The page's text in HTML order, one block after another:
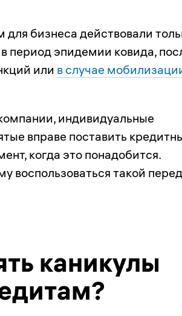
бизнеса действовали
период эпидемии ковида,
или в случае
индивидуальные
вправе поставить
когда это понадобится.
воспользоваться такой
каникулы